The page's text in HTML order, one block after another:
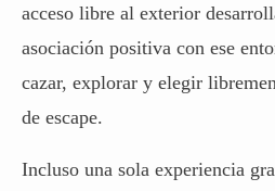
acceso libre al exterior
asociación positiva con ese
cazar, explorar y elegir
de escape.
Incluso una sola experiencia